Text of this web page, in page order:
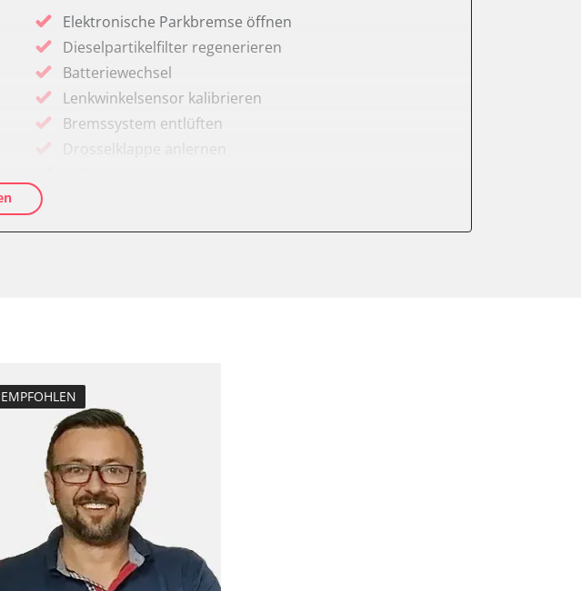
Elektronische Parkbremse öffnen
Dieselpartikelfilter regenerieren
Batteriewechsel
Lenkwinkelsensor kalibrieren
Bremssystem entlüften
Drosselklappe anlernen
Grundeinstellung
Hochdruckpumpe Initialisierung
Injektor Adaptionswerte zurücksetzen
Injektoren einstellen
Kodierung der Reifendruckvariante
Lamdasonde anlernen
Parkbremse in Montageposition fahren
Querbeschleunigungssensor Nullpunkt-
EMPFOHLEN